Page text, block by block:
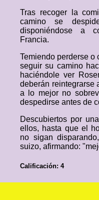
Tras recoger la
camino se
disponiéndose a
Francia.
Temiendo perderse o
seguir su camino
haciéndole ver
deberán reintegrarse
a lo mejor no
despedirse antes de
Descubiertos por
ellos, hasta que el
no sigan
suizo, afirmando:
Calificación: 4